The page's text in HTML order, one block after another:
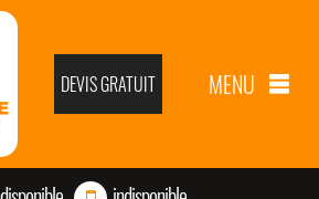
DEVIS GRATUIT MENU